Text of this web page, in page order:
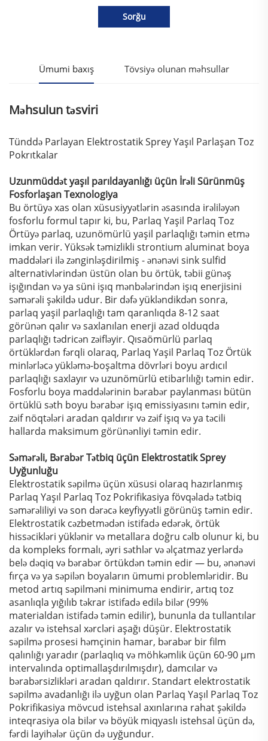
Sorğu
Ümumi baxış Tövsiyə olunan məhsullar
Məhsulun təsviri
Tünddə Parlayan Elektrostatik Sprey Yaşıl Parlaşan Toz
Pokrıtkalar
Uzunmüddət yaşıl parıldayanlığı üçün İrəli Sürünmüş
Fosforlaşan Texnologiya
Bu örtüyə xas olan xüsusiyyətlərin əsasında irəliləyən
fosforlu formul tapır ki, bu, Parlaq Yaşil Parlaq Toz
Örtüyə parlaq, uzunömürlü yaşil parlaqlığı təmin etmə
imkan verir. Yüksək təmizlikli strontium aluminat boya
maddələri ilə zənginləşdirilmiş - ənənəvi sink sulfid
alternativlərindən üstün olan bu örtük, təbii günəş
işığından və ya süni işıq mənbələrindən işıq enerjisini
səmərəli şəkildə udur. Bir dəfə yükləndikdən sonra,
parlaq yaşil parlaqlığı tam qaranlıqda 8-12 saat
görünən qalır və saxlanılan enerji azad olduqda
parlaqlığı tədricən zəifləyir. Qısaömürlü parlaq
örtüklərdən fərqli olaraq, Parlaq Yaşil Parlaq Toz Örtük
minlərləcə yükləmə-boşaltma dövrləri boyu ardıcıl
parlaqlığı saxlayır və uzunömürlü etibarlılığı təmin edir.
Fosforlu boya maddələrinin bərabər paylanması bütün
örtüklü səth boyu bərabər işıq emissiyasını təmin edir,
zəif nöqtələri aradan qaldırır və zəif işıq və ya təcili
hallarda maksimum görünənliyi təmin edir.
Səmərəli, Bərabər Tətbiq üçün Elektrostatik Sprey
Uyğunluğu
Elektrostatik səpilmə üçün xüsusi olaraq hazırlanmış
Parlaq Yaşıl Parlaq Toz Pokrifikasiya fövqəladə tətbiq
səmərəliliyi və son dərəcə keyfiyyətli görünüş təmin edir.
Elektrostatik cəzbetmədən istifadə edərək, örtük
hissəcikləri yüklənir və metallara doğru cəlb olunur ki, bu
da kompleks formalı, əyri səthlər və əlçatmaz yerlərdə
belə dəqiq və bərabər örtükdən təmin edir — bu, ənənəvi
fırça və ya səpilən boyaların ümumi problemləridir. Bu
metod artıq səpilməni minimuma endirir, artıq toz
asanlıqla yığılıb təkrar istifadə edilə bilər (99%
materialdan istifadə təmin edilir), bununla da tullantılar
azalır və istehsal xərcləri aşağı düşür. Elektrostatik
səpilmə prosesi həmçinin hamar, bərabər bir film
qalınlığı yaradır (parlaqlıq və möhkəmlik üçün 60-90 μm
intervalında optimallaşdırılmışdır), damcılar və
bərabərsizlikləri aradan qaldırır. Standart elektrostatik
səpilmə avadanlığı ilə uyğun olan Parlaq Yaşıl Parlaq Toz
Pokrifikasiya mövcud istehsal axınlarına rahat şəkildə
inteqrasiya ola bilər və böyük miqyaslı istehsal üçün də,
fərdi layihələr üçün də uyğundur.